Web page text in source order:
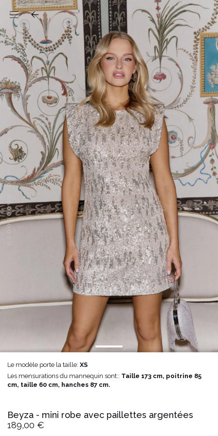
Beyza - mini robe avec paillettes argentées
189,00 €
Le modèle porte la taille: XS
Les mensurations du mannequin sont:: Taille 173 cm, poitrine 85
cm, taille 60 cm, hanches 87 cm.